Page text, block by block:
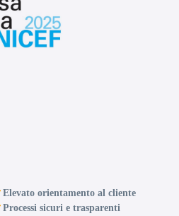
Elevato orientamento al cliente
Processi sicuri e trasparenti